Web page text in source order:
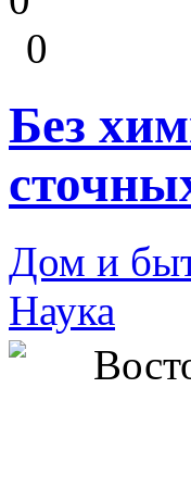
0
Без
Дом и
Наука